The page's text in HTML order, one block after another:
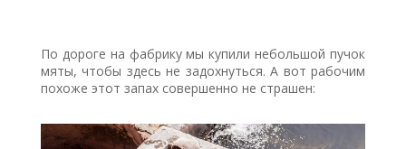
По дороге на фабрику мы купили небольшой пучок
мяты, чтобы здесь не задохнуться. А вот рабочим
похоже этот запах совершенно не страшен: